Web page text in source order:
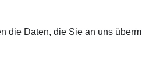
die Daten, die Sie an uns